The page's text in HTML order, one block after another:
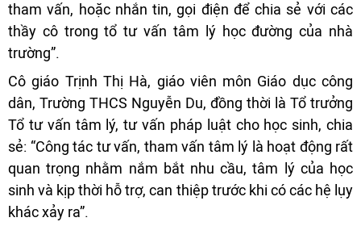
tham vấn, hoặc nhắn tin, gọi điện để chia sẻ với các
thầy cô trong tổ tư vấn tâm lý học đường của nhà
trường”.
Cô giáo Trịnh Thị Hà, giáo viên môn Giáo dục công
dân, Trường THCS Nguyễn Du, đồng thời là Tổ trưởng
Tổ tư vấn tâm lý, tư vấn pháp luật cho học sinh, chia
sẻ: “Công tác tư vấn, tham vấn tâm lý là hoạt động rất
quan trọng nhằm nắm bắt nhu cầu, tâm lý của học
sinh và kịp thời hỗ trợ, can thiệp trước khi có các hệ lụy
khác xảy ra”.